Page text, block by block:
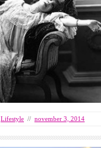
Lifestyle // november 3, 2014